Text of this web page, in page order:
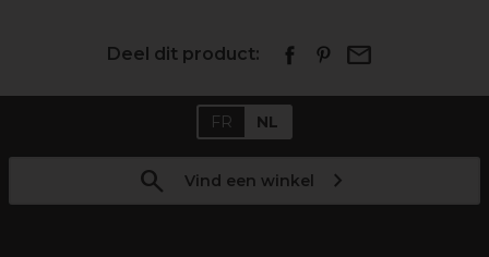
Deel dit product:
FR NL
Vind een winkel